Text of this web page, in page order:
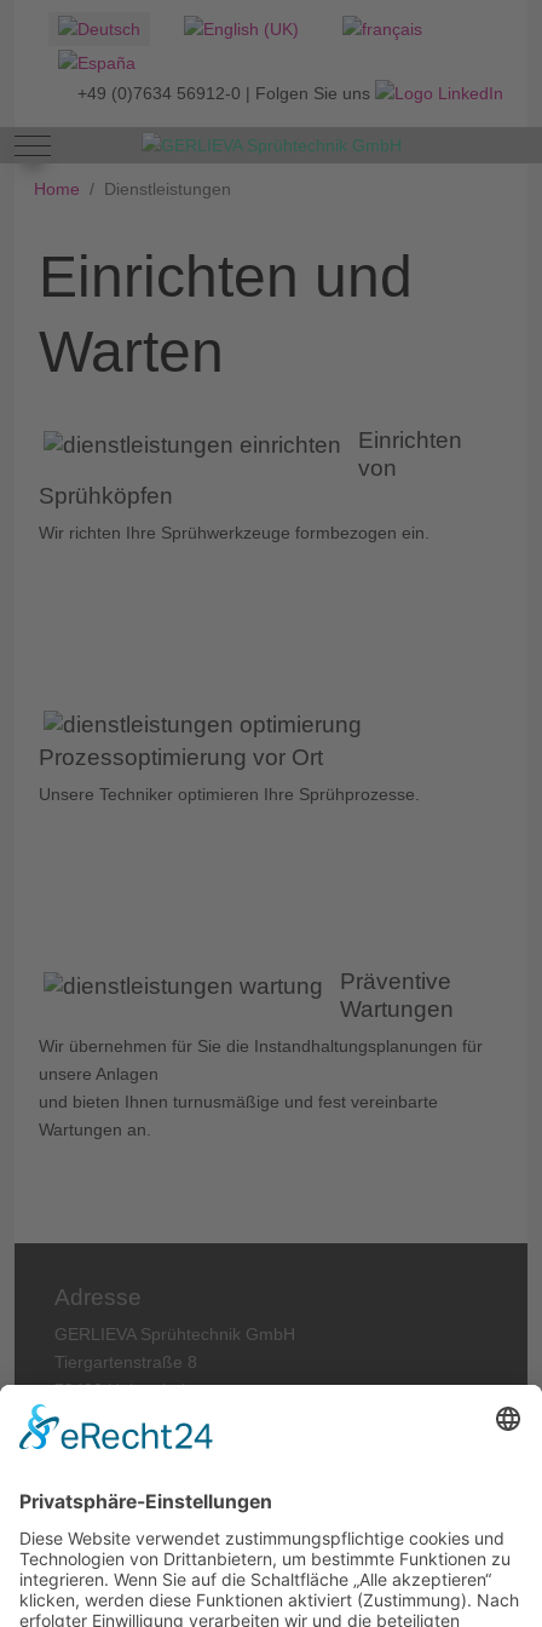
Select your language
+49 (0)7634 56912-0 | Folgen Sie uns
Mobile Menu Toggle
Home Dienstleistungen
Einrichten und
Warten
Einrichten
von
Sprühköpfen
Wir richten Ihre Sprühwerkzeuge formbezogen ein.
Prozessoptimierung vor Ort
Unsere Techniker optimieren Ihre Sprühprozesse.
Präventive
Wartungen
Wir übernehmen für Sie die Instandhaltungsplanungen für
unsere Anlagen
und bieten Ihnen turnusmäßige und fest vereinbarte
Wartungen an.
Adresse
GERLIEVA Sprühtechnik GmbH
Tiergartenstraße 8
79423 Heitersheim
GERMANY
Telefax: +49 (0)7634 6620
Rechtliches